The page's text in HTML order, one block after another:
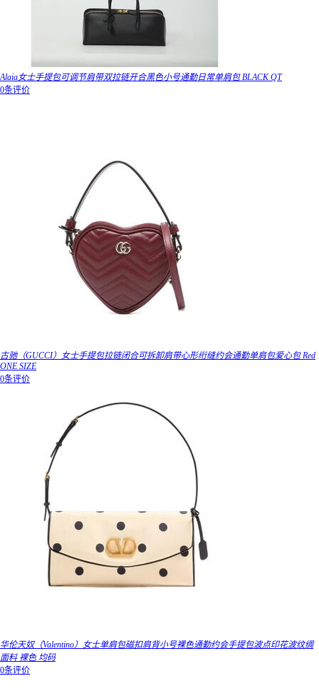
Alaia女士手提包可调节肩带双拉链开合黑色小号通勤日常单肩包 BLACK QT
0条评价
古驰（GUCCI）女士手提包拉链闭合可拆卸肩带心形绗缝约会通勤单肩包爱心包 Red
ONE SIZE
0条评价
华伦天奴（Valentino）女士单肩包磁扣肩背小号裸色通勤约会手提包波点印花波纹绸
面料 裸色 均码
0条评价